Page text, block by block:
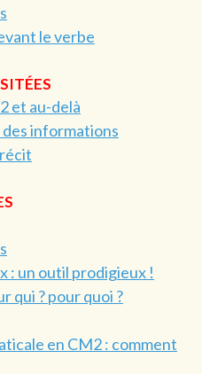
le verbe
et au-delà
informations
: un outil prodigieux !
qui ? pour quoi ?
en CM2 : comment